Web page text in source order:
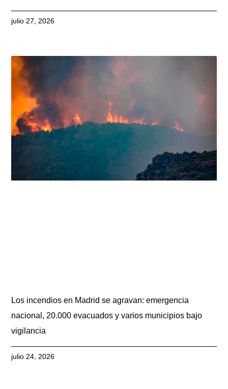
julio 27, 2026
Los incendios en Madrid se agravan: emergencia
nacional, 20.000 evacuados y varios municipios bajo
vigilancia
julio 24, 2026